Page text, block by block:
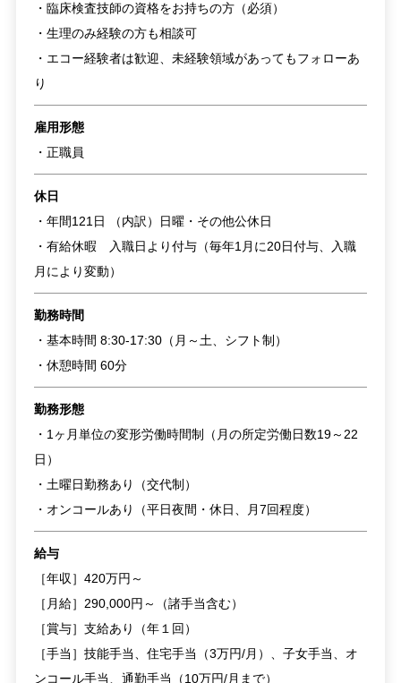
・臨床検査技師の資格をお持ちの方（必須）
・生理のみ経験の方も相談可
・エコー経験者は歓迎、未経験領域があってもフォローあ
り
雇用形態
・正職員
休日
・年間121日 （内訳）日曜・その他公休日
・有給休暇 入職日より付与（毎年1月に20日付与、入職
月により変動）
勤務時間
・基本時間 8:30-17:30（月～土、シフト制）
・休憩時間 60分
勤務形態
・1ヶ月単位の変形労働時間制（月の所定労働日数19～22
日）
・土曜日勤務あり（交代制）
・オンコールあり（平日夜間・休日、月7回程度）
給与
［年収］420万円～
［月給］290,000円～（諸手当含む）
［賞与］支給あり（年１回）
［手当］技能手当、住宅手当（3万円/月）、子女手当、オ
ンコール手当、通勤手当（10万円/月まで）